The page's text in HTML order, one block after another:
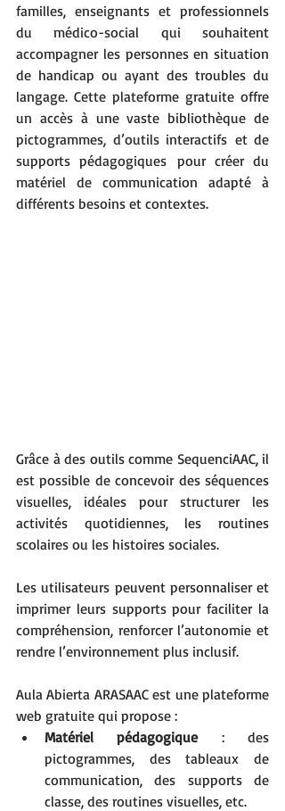
familles, enseignants et professionnels
du médico-social qui souhaitent
accompagner les personnes en situation
de handicap ou ayant des troubles du
langage. Cette plateforme gratuite offre
un accès à une vaste bibliothèque de
pictogrammes, d’outils interactifs et de
supports pédagogiques pour créer du
matériel de communication adapté à
différents besoins et contextes.
Grâce à des outils comme SequenciAAC, il
est possible de concevoir des séquences
visuelles, idéales pour structurer les
activités quotidiennes, les routines
scolaires ou les histoires sociales.
Les utilisateurs peuvent personnaliser et
imprimer leurs supports pour faciliter la
compréhension, renforcer l’autonomie et
rendre l’environnement plus inclusif.
Aula Abierta ARASAAC est une plateforme
web gratuite qui propose :
Matériel pédagogique : des
pictogrammes, des tableaux de
communication, des supports de
classe, des routines visuelles, etc.